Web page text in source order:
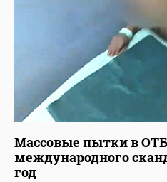
Массовые пытки в
международного
год